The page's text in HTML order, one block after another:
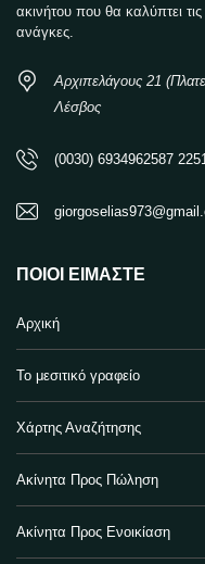
ακινήτου που θα καλύπτει
ανάγκες.
Αρχιπελάγους 21
Λέσβος
(0030) 6934962587
ΠΟΙΟΙ ΕΊΜΑΣΤΕ
Αρχική
Το μεσιτικό γραφείο
Χάρτης Αναζήτησης
Ακίνητα Προς Πώληση
Ακίνητα Προς Ενοικίαση